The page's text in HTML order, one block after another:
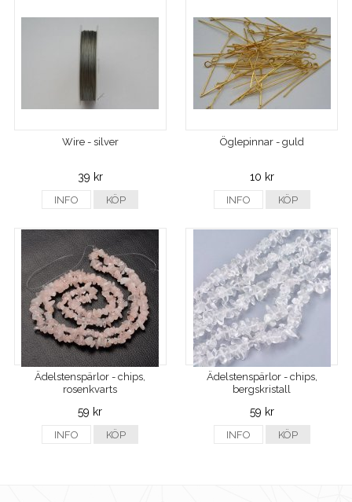
Wire - silver
39 kr
INFO KÖP
Öglepinnar - guld
10 kr
INFO KÖP
Ädelstenspärlor - chips,
rosenkvarts
59 kr
INFO KÖP
Ädelstenspärlor - chips,
bergskristall
59 kr
INFO KÖP